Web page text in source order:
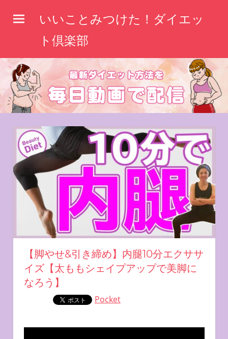
ス
キ
いいことみつけた！ダイエッ
ト倶楽部
【脚やせ&引き締め】内腿10分エクササ
イズ【太ももシェイプアップで美脚に
なろう】
Pocket